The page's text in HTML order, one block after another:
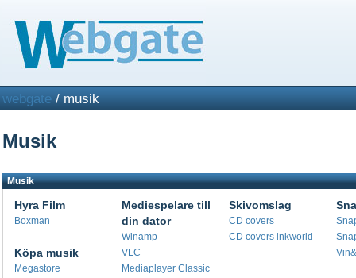
webgate/ musik
Musik
Musik
Hyra Film
Boxman
Köpa musik
Megastore
Mediespelare till
din dator
Winamp
VLC
Mediaplayer Classic
Skivomslag
CD covers
CD covers inkworld